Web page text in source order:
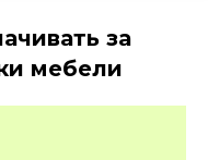
за
мебели